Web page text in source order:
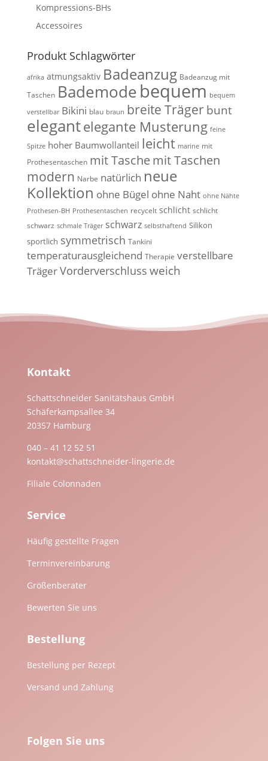
Kompressions-BHs
Accessoires
Produkt Schlagwörter
afrika atmungsaktiv Badeanzug Badeanzug mit
Taschen Bademodebequem bequem
verstellbar Bikini blau braun breite Träger bunt
elegantelegante Musterung feine
Spitze hoher Baumwollanteil leicht marine mit
Prothesentaschen mit Taschemit Taschen
modern Narbe natürlich neue
Kollektion ohne Bügel ohne Naht ohne Nähte
Prothesen-BH Prothesentaschen recycelt schlicht schlicht
schwarz schmale Träger schwarz selbsthaftend Silikon
sportlich symmetrisch Tankini
temperaturausgleichend Therapie verstellbare
TrägerVorderverschluss weich
Kontakt
Schattschneider Sanitätshaus GmbH
Schäferkampsallee 34
20357 Hamburg
040 – 41 12 52 51
kontakt@schattschneider-lingerie.de
Filiale Colonnaden
Service
Häufig gestellte Fragen
Terminvereinbarung
Größenberater
Bewerten Sie uns
Bestellung
Bestellung per Rezept
Versand und Zahlung
Folgen Sie uns